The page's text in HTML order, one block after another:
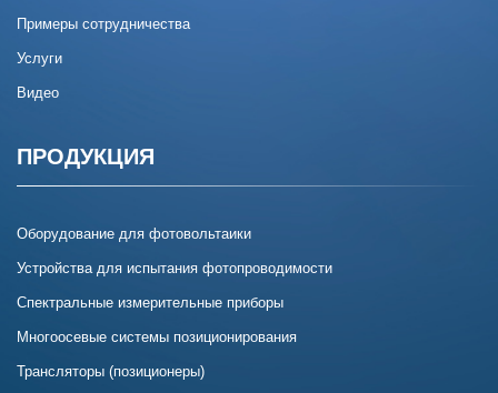
Примеры сотрудничества
Услуги
Видео
ПРОДУКЦИЯ
Оборудование для фотовольтаики
Устройства для испытания фотопроводимости
Спектральные измерительные приборы
Многоосевые системы позиционирования
Трансляторы (позиционеры)